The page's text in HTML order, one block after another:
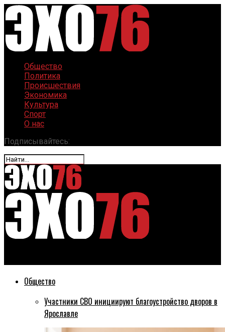
Общество
Политика
Происшествия
Экономика
Культура
Спорт
О нас
Подписывайтесь:
Общество
Участники СВО инициируют благоустройство дворов в
Ярославле